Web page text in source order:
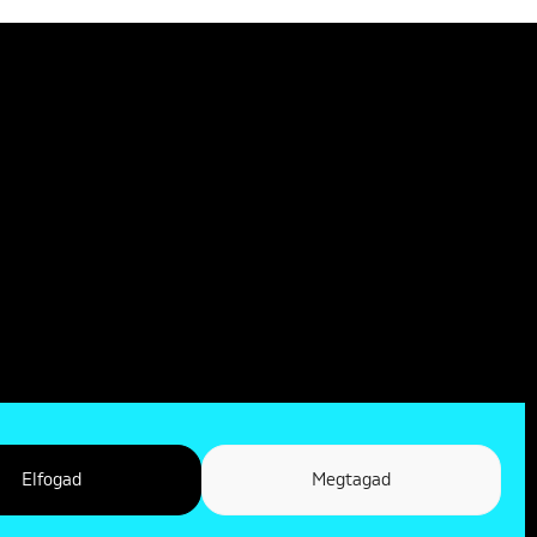
Elfogad Megtagad